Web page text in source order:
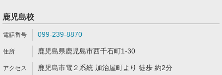
鹿児島校
099-239-8870
鹿児島県鹿児島市西千石町1-30
鹿児島市電２系統 加治屋町より 徒歩 約2分